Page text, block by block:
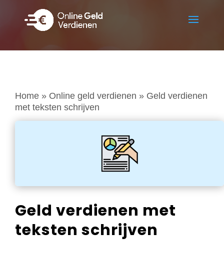
Home » Online geld verdienen » Geld verdienen
met teksten schrijven
Geld verdienen met
teksten schrijven